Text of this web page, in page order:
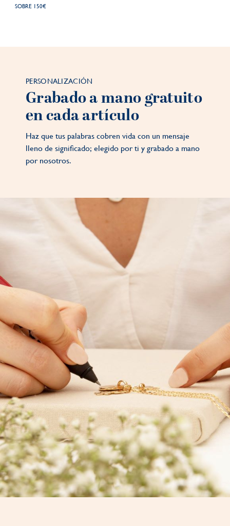
SOBRE 150€
PERSONALIZACIÓN
Grabado a mano gratuito
en cada artículo
Haz que tus palabras cobren vida con un mensaje
lleno de significado; elegido por ti y grabado a mano
por nosotros.